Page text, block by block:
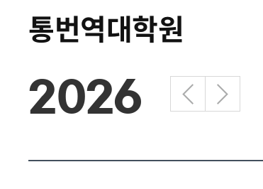
통번역대학원
2026